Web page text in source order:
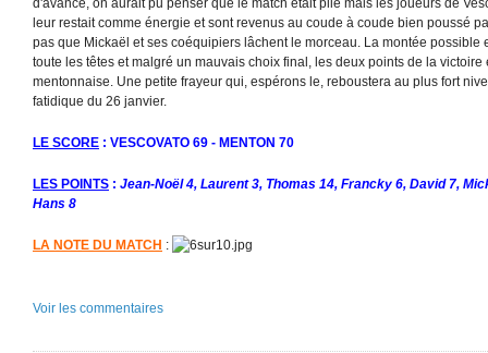
d'avance, on aurait pu penser que le match était plié mais les joueurs de
leur restait comme énergie et sont revenus au coude à coude bien poussé
pas que Mickaël et ses coéquipiers lâchent le morceau. La montée possible
toute les têtes et malgré un mauvais choix final, les deux points de la
mentonnaise. Une petite frayeur qui, espérons le, reboustera au plus fort
fatidique du 26 janvier.
LE SCORE : VESCOVATO 69 - MENTON 70
LES POINTS : Jean-Noël 4, Laurent 3, Thomas 14, Francky 6, David 7,
Hans 8
LA NOTE DU MATCH :
Voir les commentaires